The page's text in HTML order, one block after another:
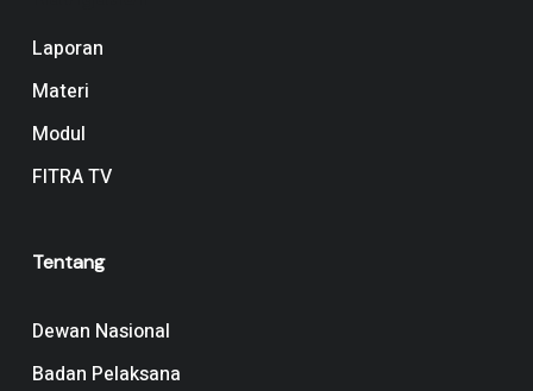
Laporan
Materi
Modul
FITRA TV
Tentang
Dewan Nasional
Badan Pelaksana